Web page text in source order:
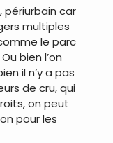
périurbain car
multiples
le parc
bien l’on
il n’y a pas
de cru, qui
on peut
pour les